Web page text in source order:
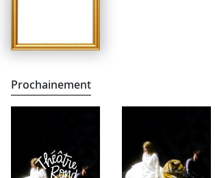
Prochainement